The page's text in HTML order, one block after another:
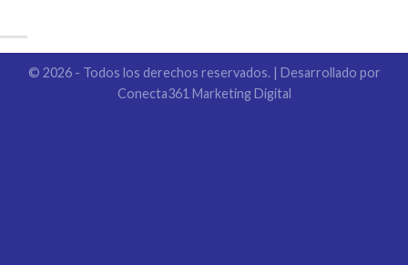
© 2026 - Todos los derechos reservados. | Desarrollado por
Conecta361 Marketing Digital